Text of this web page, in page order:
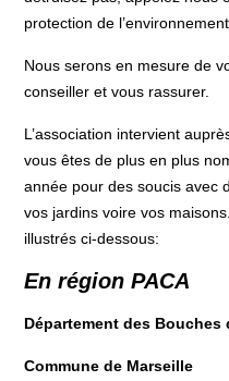
protection de
Nous serons en mesure de
conseiller et vous rassurer.
L’association intervient
vous êtes de plus en plus
année pour des soucis avec
vos jardins voire vos
illustrés ci-dessous:
En région PACA
Département des Bouches
Commune de Marseille